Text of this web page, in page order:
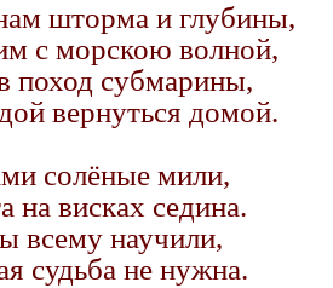
шторма и глубины,
с морскою волной,
поход субмарины,
вернуться домой.
солёные мили,
на висках седина.
всему научили,
судьба не нужна.